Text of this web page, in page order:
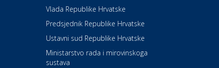
Kultura i edukacija
Kazalište Kerempuh
Kultura i edukacija
Kazalište ZKM
Vlada Republike Hrvatske
Predsjednik Republike Hrvatske
Ustavni sud Republike Hrvatske
Ministarstvo rada i mirovinskoga
sustava